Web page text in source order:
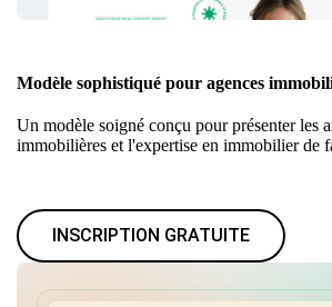
Modèle sophistiqué pour agences
Un modèle soigné conçu pour présenter les
immobilières et l'expertise en immobilier de
INSCRIPTION GRATUITE